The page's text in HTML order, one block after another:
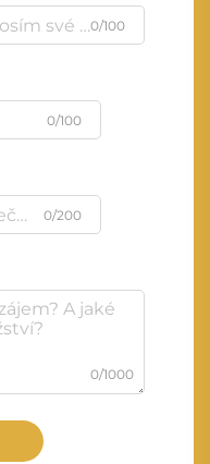
0/100
0/100
0/200
0/1000